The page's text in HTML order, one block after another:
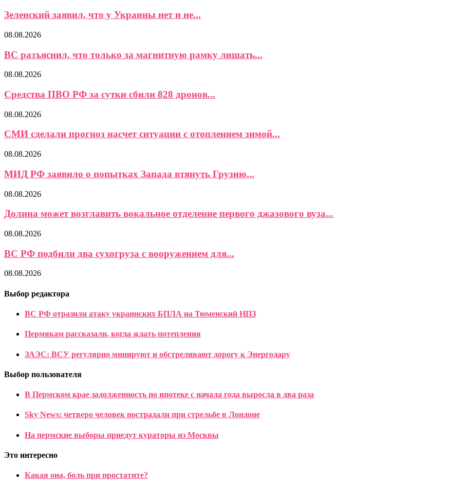
Зеленский заявил, что у Украины нет и не...
08.08.2026
ВС разъяснил, что только за магнитную рамку лишать...
08.08.2026
Средства ПВО РФ за сутки сбили 828 дронов...
08.08.2026
СМИ сделали прогноз насчет ситуации с отоплением зимой...
08.08.2026
МИД РФ заявило о попытках Запада втянуть Грузию...
08.08.2026
Долина может возглавить вокальное отделение первого джазового вуза...
08.08.2026
ВС РФ подбили два сухогруза с вооружением для...
08.08.2026
Выбор редактора
ВС РФ отразили атаку украинских БПЛА на Тюменский НПЗ
Пермякам рассказали, когда ждать потепления
ЗАЭС: ВСУ регулярно минируют и обстреливают дорогу к Энергодару
Выбор пользователя
В Пермском крае задолженность по ипотеке с начала года выросла в два раза
Sky News: четверо человек пострадали при стрельбе в Лондоне
На пермские выборы приедут кураторы из Москвы
Это интересно
Какая она, боль при простатите?